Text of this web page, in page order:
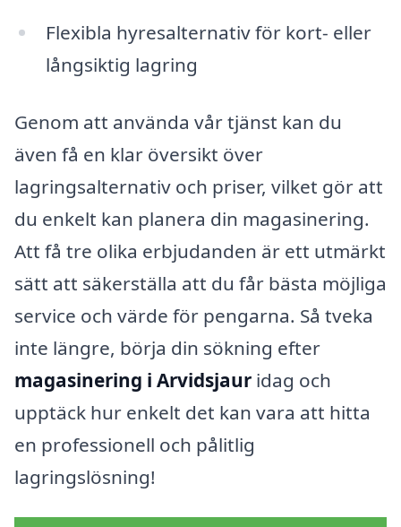
Flexibla hyresalternativ för kort- eller
långsiktig lagring
Genom att använda vår tjänst kan du
även få en klar översikt över
lagringsalternativ och priser, vilket gör att
du enkelt kan planera din magasinering.
Att få tre olika erbjudanden är ett utmärkt
sätt att säkerställa att du får bästa möjliga
service och värde för pengarna. Så tveka
inte längre, börja din sökning efter
magasinering i Arvidsjaur idag och
upptäck hur enkelt det kan vara att hitta
en professionell och pålitlig
lagringslösning!